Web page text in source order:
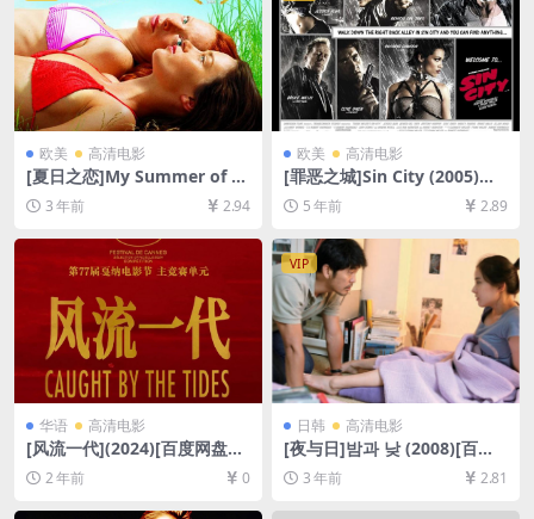
欧美 高清电影
[夏日之恋]My Summer of L
ove (2004)[百度网盘+迅雷云
盘资源1080P超清未删减][MP
3 年前 2.94
欧美 高清电影
[罪恶之城]Sin City (2005)加
长版[百度网盘+迅雷云盘资源
1080P超清未删减][MP4/9.1G
5 年前 2.89
华语 高清电影
[风流一代](2024)[百度网盘
+夸克网盘1080P超清未删减
资源][网盘在线播放/下载][MP
4/4.2GB][中文字幕]
2 年前 0
VIP
日韩 高清电影
[夜与日]밤과 낮 (2008)[百度
网盘+夸克网盘1080P超清未
删减资源][网盘在线播放/下
载][MP4/9.3GB][中文字幕]
3 年前 2.81